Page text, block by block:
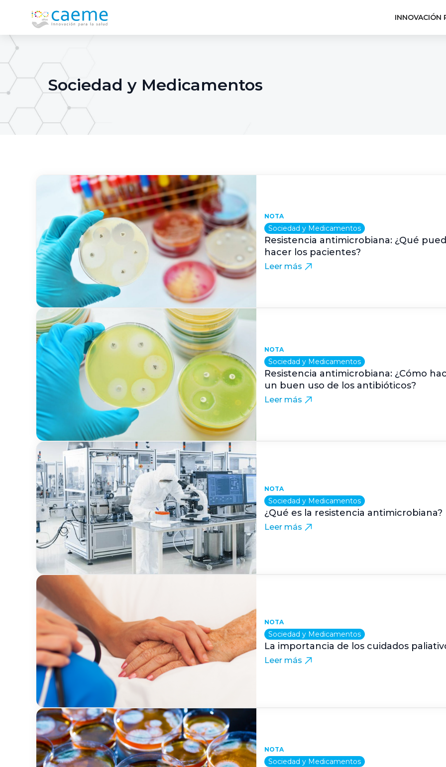
INNOVACIÓN
Sociedad y Medicamentos
NOTA
Sociedad y Medicamentos
Resistencia antimicrobiana: ¿Qué
hacer los pacientes?
Leer más
NOTA
Sociedad y Medicamentos
Resistencia antimicrobiana: ¿Cómo
un buen uso de los antibióticos?
Leer más
NOTA
Sociedad y Medicamentos
¿Qué es la resistencia antimicrobiana?
Leer más
NOTA
Sociedad y Medicamentos
La importancia de los cuidados
Leer más
NOTA
Sociedad y Medicamentos